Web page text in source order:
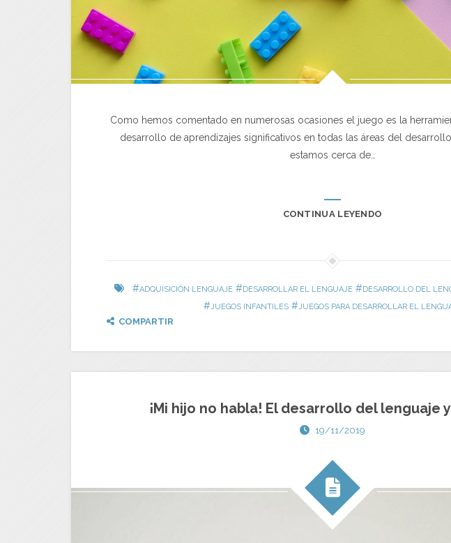
Como hemos comentado en numerosas ocasiones el juego es la
desarrollo de aprendizajes significativos en todas las áreas del
estamos cerca de…
CONTINUA LEYENDO
#ADQUISICIÓN LENGUAJE #DESARROLLAR EL LENGUAJE #DESARROLLO DEL
#JUEGOS INFANTILES#JUEGOS PARA DESARROLLAR EL
COMPARTIR
¡Mi hijo no habla! El desarrollo del lenguaje
19/11/2019